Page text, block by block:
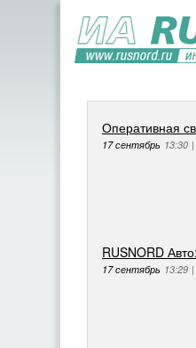
Оперативная
17 сентябрь 13:30 |
RUSNORD
17 сентябрь 13:29 |